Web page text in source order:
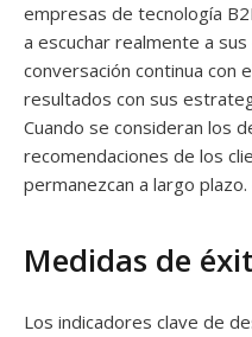
empresas de tecnología
a escuchar realmente a
conversación continua con
resultados con sus
Cuando se consideran los
recomendaciones de los
permanezcan a largo plazo.
Medidas de
Los indicadores clave de